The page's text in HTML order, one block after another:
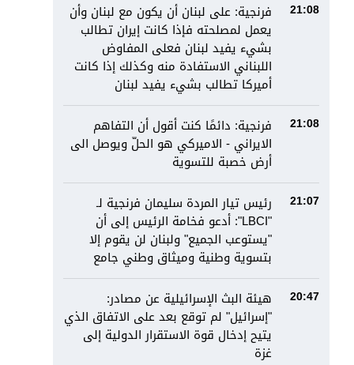
21:08
فرنجية: على لبنان أن يكون مع لبنان وأن
يعمل لمصلحته فإذا كانت إيران تطالب
بشيء يفيد لبنان فعلى المفاوض
اللبناني الاستفادة منه وكذلك إذا كانت
أميركا تطالب بشيء يفيد لبنان
21:08
فرنجية: دائمًا كنت أقول أن التفاهم
الايراني - الاميركي هو الحلّ ويوصل الى
أرض خصبة للتسوية
21:07
رئيس تيار المردة سليمان فرنجية لـ
"LBCI": أدعو فخامة الرئيس إلى أن
"يستوعب الجميع" ولبنان لن يقوم إلا
بتسوية وطنية وميثاق وطني جامع
20:47
هيئة البث الإسرائيلية عن مصادر:
"إسرائيل" لم توقع بعد على الاتفاق الذي
يتيح إدخال قوة الاستقرار الدولية إلى
غزة